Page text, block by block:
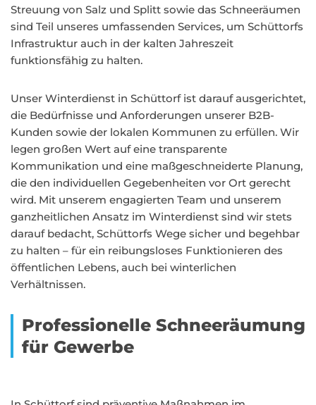
Streuung von Salz und Splitt sowie das Schneeräumen
sind Teil unseres umfassenden Services, um Schüttorfs
Infrastruktur auch in der kalten Jahreszeit
funktionsfähig zu halten.
Unser Winterdienst in Schüttorf ist darauf ausgerichtet,
die Bedürfnisse und Anforderungen unserer B2B-
Kunden sowie der lokalen Kommunen zu erfüllen. Wir
legen großen Wert auf eine transparente
Kommunikation und eine maßgeschneiderte Planung,
die den individuellen Gegebenheiten vor Ort gerecht
wird. Mit unserem engagierten Team und unserem
ganzheitlichen Ansatz im Winterdienst sind wir stets
darauf bedacht, Schüttorfs Wege sicher und begehbar
zu halten – für ein reibungsloses Funktionieren des
öffentlichen Lebens, auch bei winterlichen
Verhältnissen.
Professionelle Schneeräumung
für Gewerbe